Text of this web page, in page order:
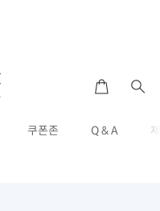
쿠폰존 Q & A